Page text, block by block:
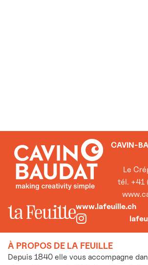
CAVIN-
Le
tél. +41
www.lafeuille.ch
À PROPOS DE LA FEUILLE
Depuis 1840 elle vous accompagne